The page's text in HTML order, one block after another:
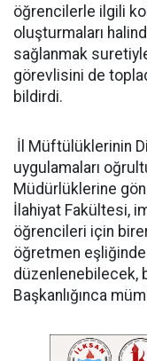
öğrencilerle ilgili
oluşturmaları
sağlanmak
görevlisini de
bildirdi.
İl Müftülüklerinin
uygulamaları
Müdürlüklerine
İlahiyat Fakültesi,
öğrencileri için
öğretmen
düzenlenebilecek,
Başkanlığınca